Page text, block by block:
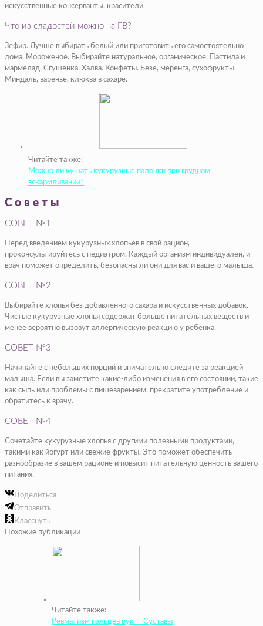
искусственные консерванты, красители
Что из сладостей можно на ГВ?
Зефир. Лучше выбирать белый или приготовить его самостоятельно
дома. Мороженое. Выбирайте натуральное, органическое. Пастила и
мармелад. Сгущенка. Халва. Конфеты. Безе, меренга, сухофрукты.
Миндаль, варенье, клюква в сахаре.
Читайте также:
Можно ли кушать кукурузные палочки при грудном
вскармливании?
Советы
СОВЕТ №1
Перед введением кукурузных хлопьев в свой рацион,
проконсультируйтесь с педиатром. Каждый организм индивидуален, и
врач поможет определить, безопасны ли они для вас и вашего малыша.
СОВЕТ №2
Выбирайте хлопья без добавленного сахара и искусственных добавок.
Чистые кукурузные хлопья содержат больше питательных веществ и
менее вероятно вызовут аллергическую реакцию у ребенка.
СОВЕТ №3
Начинайте с небольших порций и внимательно следите за реакцией
малыша. Если вы заметите какие-либо изменения в его состоянии, такие
как сыпь или проблемы с пищеварением, прекратите употребление и
обратитесь к врачу.
СОВЕТ №4
Сочетайте кукурузные хлопья с другими полезными продуктами,
такими как йогурт или свежие фрукты. Это поможет обеспечить
разнообразие в вашем рационе и повысит питательную ценность вашего
питания.
Поделиться
Отправить
Класснуть
Похожие публикации
Читайте также:
Ревматизм пальцев рук — Суставы